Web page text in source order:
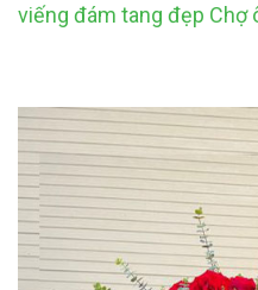
viếng đám tang đẹp Chợ